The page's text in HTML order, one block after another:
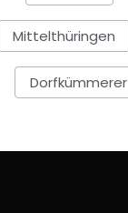
Mittelthüringen
Dorfkümmerer